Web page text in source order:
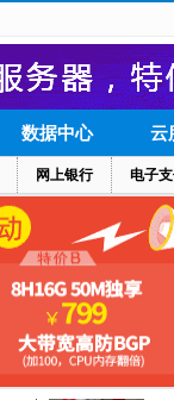
网上银行 电子
数据中心 云